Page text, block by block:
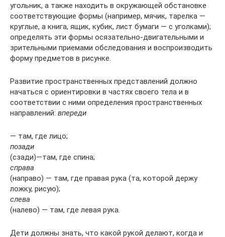
угольник, а также находить в окружающей обстановке
соответ­ствующие формы (например, мячик, тарелка —
круглые, а кни­га, ящик, кубик, лист бумаги — с уголками);
определять эти формы осязательно-двигательными и
зрительными приемами обследования и воспроизводить
форму предметов в рисунке.
Развитие пространственных представлений должно
начаться с ориентировки в частях своего тела и в
соответствии с ними определения пространственных
направлений: впереди
— там, где лицо;
позади
(сзади)—там, где спина;
справа
(направо) — там, где правая рука (та, которой держу
ложку, рисую);
слева
(налево) — там, где левая рука.
Дети должны знать, что какой рукой делают, когда и